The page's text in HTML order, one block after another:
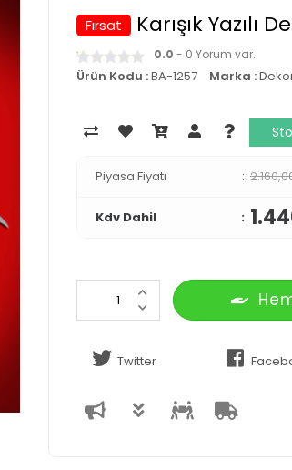
Fırsat Karışık Yazılı
0.0 - 0 Yorum var.
Ürün Kodu :BA-1257 Marka :
Piyasa Fiyatı
Kdv Dahil
Twitter